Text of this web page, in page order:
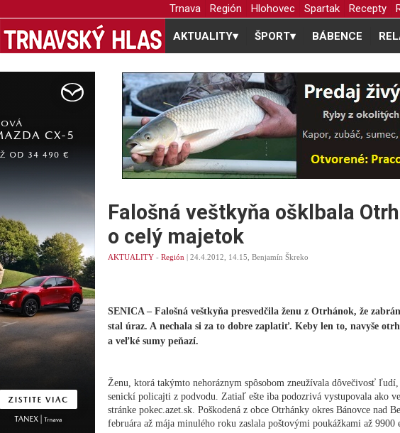
Trnava Región Hlohovec Spartak Recepty
AKTUALITY▾ ŠPORT▾ BÁBENCE
Falošná veštkyňa ošklbala
o celý majetok
AKTUALITY - Región | 24.4.2012, 14.15, Benjamín Škreko
SENICA – Falošná veštkyňa presvedčila ženu z Otrhánok, že
stal úraz. A nechala si za to dobre zaplatiť. Keby len to, navyše
a veľké sumy peňazí.
Ženu, ktorá takýmto nehoráznym spôsobom zneužívala dôvečivosť
senickí policajti z podvodu. Zatiaľ ešte iba podozrivá vystupovala ako
stránke pokec.azet.sk. Poškodená z obce Otrhánky okres Bánovce nad
februára až mája minulého roku zaslala poštovými poukážkami až 9900